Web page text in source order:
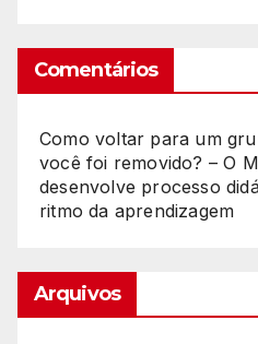
Comentários
Como voltar para um
você foi removido? – O
desenvolve processo
ritmo da aprendizagem
Arquivos